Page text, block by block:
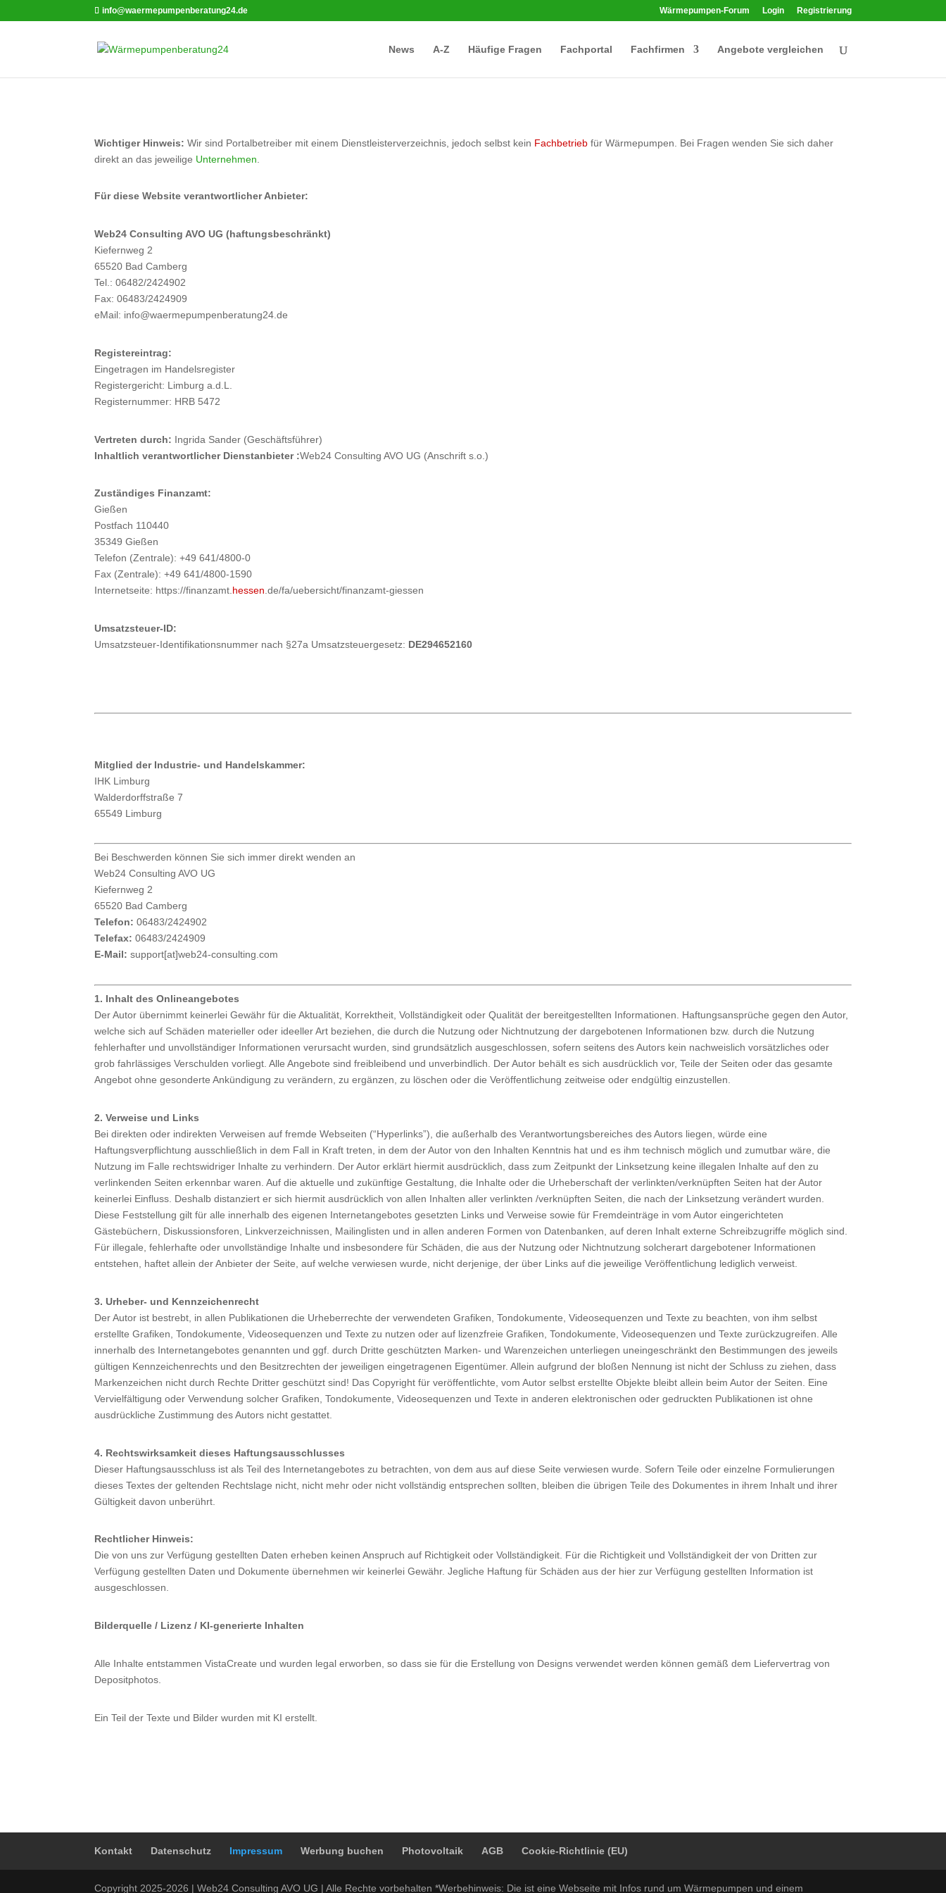
info@waermepumpenberatung24.de Wärmepumpen-Forum Login Registrierung
News A-Z Häufige Fragen Fachportal Fachfirmen Angebote vergleichen
Wichtiger Hinweis: Wir sind Portalbetreiber mit einem Dienstleisterverzeichnis, jedoch selbst kein Fachbetrieb für Wärmepumpen. Bei Fragen wenden Sie sich daher
direkt an das jeweilige Unternehmen
Für diese Website verantwortlicher Anbieter:
Web24 Consulting AVO UG (haftungsbeschränkt)
Kiefernweg 2
65520 Bad Camberg
Tel.: 06482/2424902
Fax: 06483/2424909
eMail: info@waermepumpenberatung24.de
Registereintrag:
Eingetragen im Handelsregister
Registergericht: Limburg a.d.L.
Registernummer: HRB 5472
Vertreten durch: Ingrida Sander (Geschäftsführer)
Inhaltlich verantwortlicher Dienstanbieter :Web24 Consulting AVO UG (Anschrift s.o.)
Zuständiges Finanzamt:
Gießen
Postfach 110440
35349 Gießen
Telefon (Zentrale): +49 641/4800-0
Fax (Zentrale): +49 641/4800-1590
Internetseite: https://finanzamt.hessen.de/fa/uebersicht/finanzamt-giessen
Umsatzsteuer-ID:
Umsatzsteuer-Identifikationsnummer nach §27a Umsatzsteuergesetz: DE294652160
Mitglied der Industrie- und Handelskammer:
IHK Limburg
Walderdorffstraße 7
65549 Limburg
Bei Beschwerden können Sie sich immer direkt wenden an
Web24 Consulting AVO UG
Kiefernweg 2
65520 Bad Camberg
Telefon: 06483/2424902
Telefax: 06483/2424909
E-Mail: support[at]web24-consulting.com
1. Inhalt des Onlineangebotes
Der Autor übernimmt keinerlei Gewähr für die Aktualität, Korrektheit, Vollständigkeit oder Qualität der bereitgestellten Informationen. Haftungsansprüche gegen den Autor,
welche sich auf Schäden materieller oder ideeller Art beziehen, die durch die Nutzung oder Nichtnutzung der dargebotenen Informationen bzw. durch die Nutzung
fehlerhafter und unvollständiger Informationen verursacht wurden, sind grundsätzlich ausgeschlossen, sofern seitens des Autors kein nachweislich vorsätzliches oder
grob fahrlässiges Verschulden vorliegt. Alle Angebote sind freibleibend und unverbindlich. Der Autor behält es sich ausdrücklich vor, Teile der Seiten oder das gesamte
Angebot ohne gesonderte Ankündigung zu verändern, zu ergänzen, zu löschen oder die Veröffentlichung zeitweise oder endgültig einzustellen.
2. Verweise und Links
Bei direkten oder indirekten Verweisen auf fremde Webseiten (“Hyperlinks”), die außerhalb des Verantwortungsbereiches des Autors liegen, würde eine
Haftungsverpflichtung ausschließlich in dem Fall in Kraft treten, in dem der Autor von den Inhalten Kenntnis hat und es ihm technisch möglich und zumutbar wäre, die
Nutzung im Falle rechtswidriger Inhalte zu verhindern. Der Autor erklärt hiermit ausdrücklich, dass zum Zeitpunkt der Linksetzung keine illegalen Inhalte auf den zu
verlinkenden Seiten erkennbar waren. Auf die aktuelle und zukünftige Gestaltung, die Inhalte oder die Urheberschaft der verlinkten/verknüpften Seiten hat der Autor
keinerlei Einfluss. Deshalb distanziert er sich hiermit ausdrücklich von allen Inhalten aller verlinkten /verknüpften Seiten, die nach der Linksetzung verändert wurden.
Diese Feststellung gilt für alle innerhalb des eigenen Internetangebotes gesetzten Links und Verweise sowie für Fremdeinträge in vom Autor eingerichteten
Gästebüchern, Diskussionsforen, Linkverzeichnissen, Mailinglisten und in allen anderen Formen von Datenbanken, auf deren Inhalt externe Schreibzugriffe möglich sind.
Für illegale, fehlerhafte oder unvollständige Inhalte und insbesondere für Schäden, die aus der Nutzung oder Nichtnutzung solcherart dargebotener Informationen
entstehen, haftet allein der Anbieter der Seite, auf welche verwiesen wurde, nicht derjenige, der über Links auf die jeweilige Veröffentlichung lediglich verweist.
3. Urheber- und Kennzeichenrecht
Der Autor ist bestrebt, in allen Publikationen die Urheberrechte der verwendeten Grafiken, Tondokumente, Videosequenzen und Texte zu beachten, von ihm selbst
erstellte Grafiken, Tondokumente, Videosequenzen und Texte zu nutzen oder auf lizenzfreie Grafiken, Tondokumente, Videosequenzen und Texte zurückzugreifen. Alle
innerhalb des Internetangebotes genannten und ggf. durch Dritte geschützten Marken- und Warenzeichen unterliegen uneingeschränkt den Bestimmungen des jeweils
gültigen Kennzeichenrechts und den Besitzrechten der jeweiligen eingetragenen Eigentümer. Allein aufgrund der bloßen Nennung ist nicht der Schluss zu ziehen, dass
Markenzeichen nicht durch Rechte Dritter geschützt sind! Das Copyright für veröffentlichte, vom Autor selbst erstellte Objekte bleibt allein beim Autor der Seiten. Eine
Vervielfältigung oder Verwendung solcher Grafiken, Tondokumente, Videosequenzen und Texte in anderen elektronischen oder gedruckten Publikationen ist ohne
ausdrückliche Zustimmung des Autors nicht gestattet.
4. Rechtswirksamkeit dieses Haftungsausschlusses
Dieser Haftungsausschluss ist als Teil des Internetangebotes zu betrachten, von dem aus auf diese Seite verwiesen wurde. Sofern Teile oder einzelne Formulierungen
dieses Textes der geltenden Rechtslage nicht, nicht mehr oder nicht vollständig entsprechen sollten, bleiben die übrigen Teile des Dokumentes in ihrem Inhalt und ihrer
Gültigkeit davon unberührt.
Rechtlicher Hinweis:
Die von uns zur Verfügung gestellten Daten erheben keinen Anspruch auf Richtigkeit oder Vollständigkeit. Für die Richtigkeit und Vollständigkeit der von Dritten zur
Verfügung gestellten Daten und Dokumente übernehmen wir keinerlei Gewähr. Jegliche Haftung für Schäden aus der hier zur Verfügung gestellten Information ist
ausgeschlossen.
Bilderquelle / Lizenz / KI-generierte Inhalten
Alle Inhalte entstammen VistaCreate und wurden legal erworben, so dass sie für die Erstellung von Designs verwendet werden können gemäß dem Liefervertrag von
Depositphotos.
Ein Teil der Texte und Bilder wurden mit KI erstellt.
Kontakt Datenschutz Impressum Werbung buchen Photovoltaik AGB Cookie-Richtlinie (EU)
Copyright 2025-2026 | Web24 Consulting AVO UG | Alle Rechte vorbehalten *Werbehinweis: Die ist eine Webseite mit Infos rund um Wärmepumpen und einem